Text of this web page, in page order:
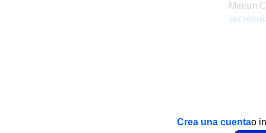
Miriam
Crea una cuentao